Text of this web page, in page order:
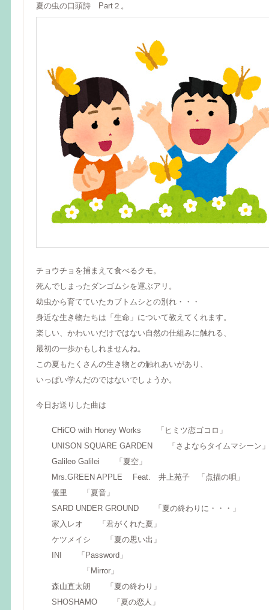
夏の虫の口頭詩 Part２。
チョウチョを捕まえて食べるクモ。
死んでしまったダンゴムシを運ぶアリ。
幼虫から育てていたカブトムシとの別れ・・・
身近な生き物たちは「生命」について教えてくれます。
楽しい、かわいいだけではない自然の仕組みに触れる、
最初の一歩かもしれませんね。
この夏もたくさんの生き物との触れあいがあり、
いっぱい学んだのではないでしょうか。
今日お送りした曲は
CHiCO with Honey Works 「ヒミツ恋ゴコロ」
UNISON SQUARE GARDEN 「さよならタイムマシーン」
Galileo Galilei 「夏空」
Mrs.GREEN APPLE Feat. 井上苑子 「点描の唄」
優里 「夏音」
SARD UNDER GROUND 「夏の終わりに・・・」
家入レオ 「君がくれた夏」
ケツメイシ 「夏の思い出」
INI 「Password」
「Mirror」
森山直太朗 「夏の終わり」
SHOSHAMO 「夏の恋人」